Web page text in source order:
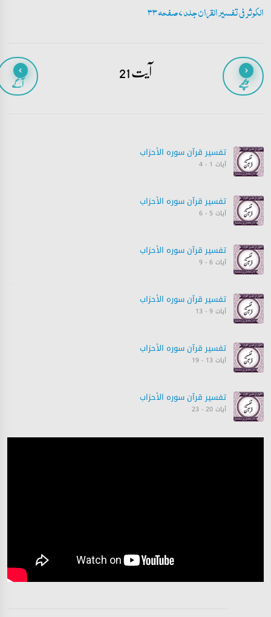
الکوثر فی تفسیر القران جلد 7 صفحہ 33
پیچھے آیت 21 آگے
تفسیر قرآن سورہ ‎الأحزاب‎
آیات 1 - 4
تفسیر قرآن سورہ ‎الأحزاب‎
آیات 5 - 6
تفسیر قرآن سورہ ‎الأحزاب‎
آیات 6 - 9
تفسیر قرآن سورہ ‎الأحزاب‎
آیات 9 - 13
تفسیر قرآن سورہ ‎الأحزاب‎
آیات 13 - 19
تفسیر قرآن سورہ ‎الأحزاب‎
آیات 20 - 23